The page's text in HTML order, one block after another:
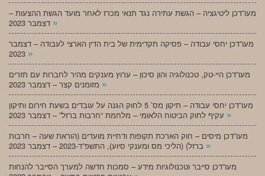
מעו”דכן ליטיגציה – הגשת עתירה נגד תנאי מכרז לאחר מועד הגשת ההצעות –
»
מעו”דכן יחסי עבודה – פסיקה תקדימית של בית הדין הארצי לעבודה – דצמבר
»
מעו”דכן היי-טק, טכנולוגיה והון סיכון – ערוץ מענקים מהיר לחברות עם תזרים
»
מעו”דכן יחסי עבודה – תיקון מס’ 5 לחוק הגנה על עובדים בשעת חירום ותיקון
»
מעו”דכן מיסים – חוק הארכת תקופות ודחיית מועדים (הוראת שעה – חרבות
»
מעו”דכן סייבר וטכנולוגיות מידע – סמכות חדשה למערך הסייבר להנחות